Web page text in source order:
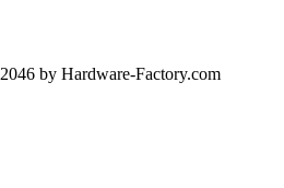
by Hardware-Factory.com